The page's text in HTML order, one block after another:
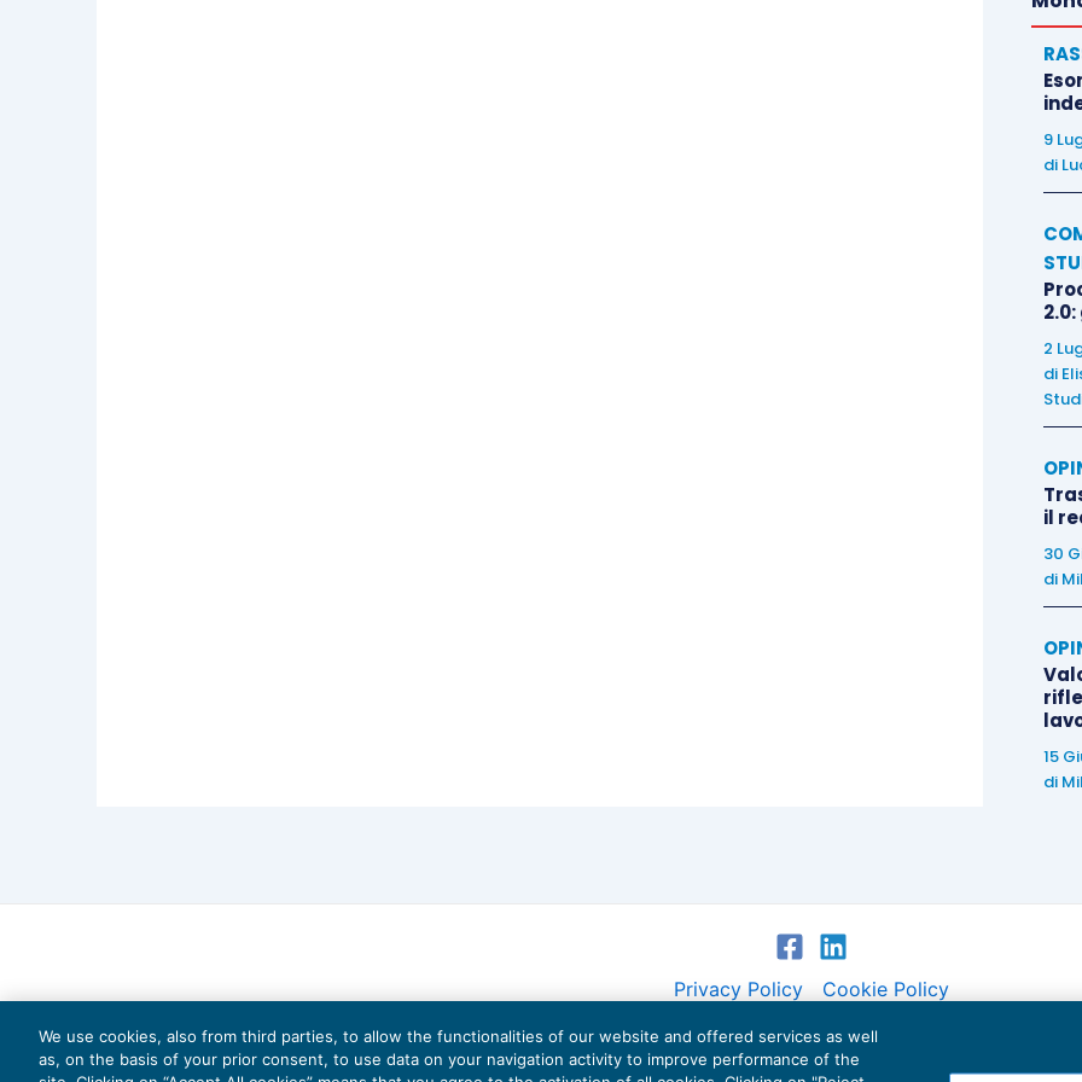
9
di
2
di
il
30
di
15
di
Privacy Policy Cookie Policy
Euroconference NEWS è una testata registrata al Tribunale di Milano Reg. n. 8556/2026
Direttore responsabile Sandro Cerato
We use cookies, also from third parties, to allow the functionalities of our website and offered services as well
as, on the basis of your prior consent, to use data on your navigation activity to improve performance of the